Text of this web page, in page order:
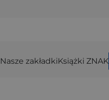
Nasze zakładkiKsiążki ZNAK